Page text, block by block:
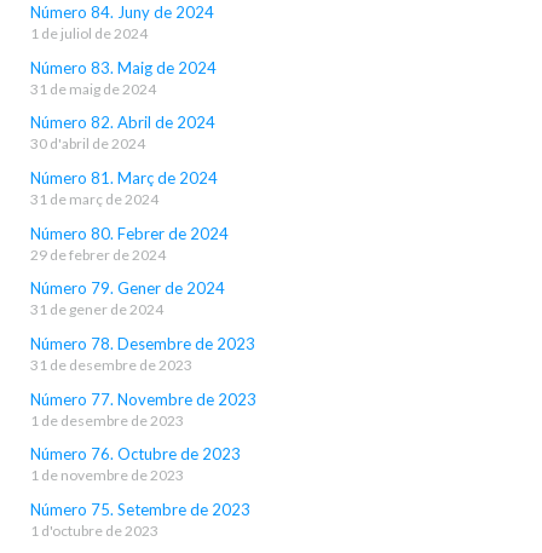
Número 84. Juny de 2024
1 de juliol de 2024
Número 83. Maig de 2024
31 de maig de 2024
Número 82. Abril de 2024
30 d'abril de 2024
Número 81. Març de 2024
31 de març de 2024
Número 80. Febrer de 2024
29 de febrer de 2024
Número 79. Gener de 2024
31 de gener de 2024
Número 78. Desembre de 2023
31 de desembre de 2023
Número 77. Novembre de 2023
1 de desembre de 2023
Número 76. Octubre de 2023
1 de novembre de 2023
Número 75. Setembre de 2023
1 d'octubre de 2023